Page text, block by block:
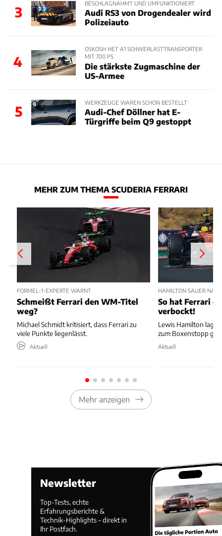
3
BESCHLAGNAHMT UND UMFUNKTIONIERT
Audi RS3 von Drogendealer wird
Polizeiauto
4
OSKOSH HET A1 SCHWERLASTTRANSPORTER
MIT 700 PS
Die stärkste Zugmaschine der
US-Armee
5
WERKZEUGE WAREN SCHON BESTELLT
Audi-Chef Döllner hat E-
Türgriffe beim Q9 gestoppt
MEHR ZUM THEMA SCUDERIA FERRARI
FORMEL-1-EXPERTE WARNT
Schmeißt Ferrari den WM-Titel
weg?
Michael Schmidt kritisiert, dass Ferrari zu
viele Punkte liegenlässt.
Aktuell
HAMILTON SAUER
So hat Ferrari
verbockt!
Lewis Hamilton lag
zum Boxenstopp
Aktuell
Mehr anzeigen
Newsletter
Top-Tests, echte
Erfahrungsberichte &
Technik-Highlights – direkt in
Ihr Postfach.